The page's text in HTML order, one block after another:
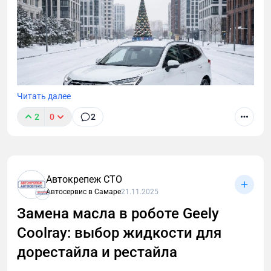
интервала и масляного фильтра для правильной
замены масла в «роботе» кроссовера Haval Joion.
Читать далее
2 0 2
Автокрепеж СТО
Автосервис в Самаре21.11.2025
Замена масла в роботе Geely
Coolray: выбор жидкости для
дорестайла и рестайла